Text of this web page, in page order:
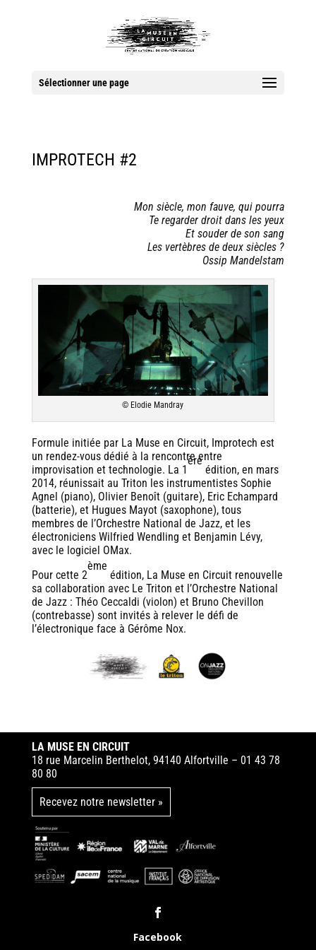
Sélectionner une page
IMPROTECH #2
Mon siècle, mon fauve, qui pourra
Te regarder droit dans les yeux
Et souder de son sang
Les vertèbres de deux siècles ?
Ossip Mandelstam
© Elodie Mandray
Formule initiée par La Muse en Circuit, Improtech est
un rendez-vous dédié à la rencontre entre
improvisation et technologie. La 1
ère
édition, en mars
2014, réunissait au Triton les instrumentistes Sophie
Agnel (piano), Olivier Benoît (guitare), Eric Echampard
(batterie), et Hugues Mayot (saxophone), tous
membres de l’Orchestre National de Jazz, et les
électroniciens Wilfried Wendling et Benjamin Lévy,
avec le logiciel OMax.
Pour cette 2
ème
édition, La Muse en Circuit renouvelle
sa collaboration avec Le Triton et l’Orchestre National
de Jazz : Théo Ceccaldi (violon) et Bruno Chevillon
(contrebasse) sont invités à relever le défi de
l’électronique face à Gérôme Nox.
LA MUSE EN CIRCUIT
18 rue Marcelin Berthelot, 94140 Alfortville – 01 43 78
80 80
Recevez notre newsletter »
Facebook